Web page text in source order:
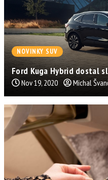
NOVINKY SUV
Ford Kuga Hybrid dostal
Nov 19, 2020 Michal